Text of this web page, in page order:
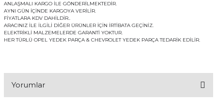
ANLAŞMALI KARGO İLE GÖNDERİLMEKTEDİR.
AYNI GÜN İÇİNDE KARGOYA VERİLİR.
FİYATLARA KDV DAHİLDİR..
ARACINIZ İLE İLGİLİ DİĞER ÜRÜNLER İÇİN İRTİBATA GEÇİNİZ.
ELEKTRİKLİ MALZEMELERDE GARANTİ YOKTUR.
HER TÜRLÜ OPEL YEDEK PARÇA & CHEVROLET YEDEK PARÇA TEDARİK EDİLİR.
Yorumlar